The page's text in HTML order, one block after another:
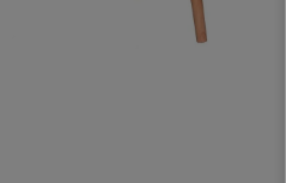
een exclusief ontwerp en van